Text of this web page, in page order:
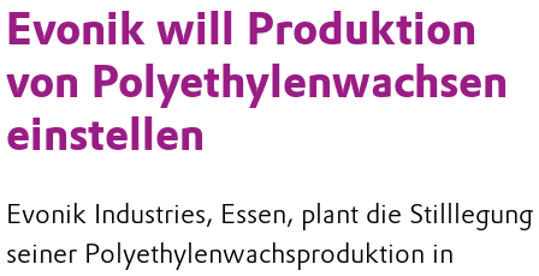
Evonik will Produktion
von Polyethylenwachsen
einstellen
Evonik Industries, Essen, plant die Stilllegung
seiner Polyethylenwachsproduktion in